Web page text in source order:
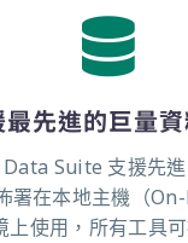
先進的巨量
Suite 支援先進
署在本地主機（
上使用，所有工具